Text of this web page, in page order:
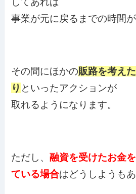
事業が元に戻るまでの時間が
その間にほかの販路を考え
り といったアクションが
取れるようになります。
ただし、融資を受けたお金
ている場合はどうしようもあ